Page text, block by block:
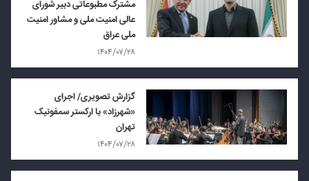
مشترک مطبوعاتی دبیر شورای
عالی امنیت ملی و مشاور امنیت
ملی عراق
۱۴۰۴/۰۷/۲۸
گزارش تصویری/ اجرای
«شهرزاد» با ارکستر سمفونیک
تهران
۱۴۰۴/۰۷/۲۸